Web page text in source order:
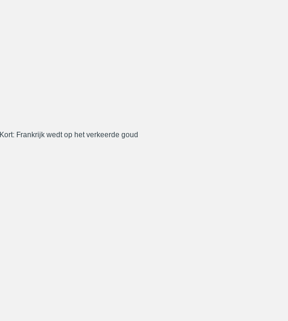
Kort: Frankrijk wedt op het verkeerde goud